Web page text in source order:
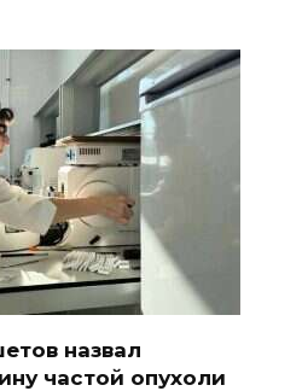
назвал
частой опухоли